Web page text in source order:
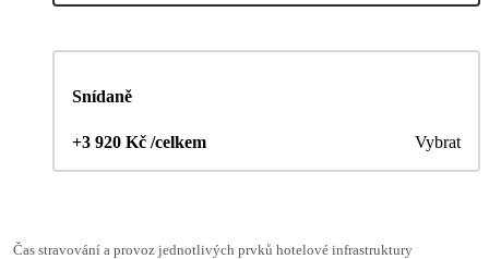
Snídaně
+3 920 Kč /celkem Vybrat
Čas stravování a provoz jednotlivých prvků hotelové infrastruktury